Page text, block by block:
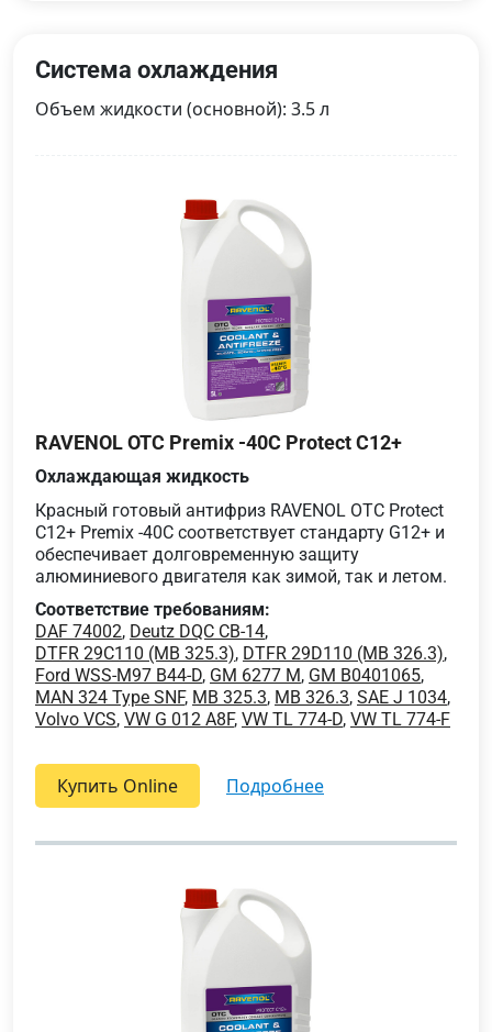
Система охлаждения
Объем жидкости (основной): 3.5 л
RAVENOL OTC Premix -40C Protect C12+
Охлаждающая жидкость
Красный готовый антифриз RAVENOL OTC Protect
C12+ Premix -40C соответствует стандарту G12+ и
обеспечивает долговременную защиту
алюминиевого двигателя как зимой, так и летом.
Соответствие требованиям:
DAF 74002, Deutz DQC CB-14,
DTFR 29C110 (MB 325.3), DTFR 29D110 (MB 326.3),
Ford WSS-M97 B44-D, GM 6277 M, GM B0401065,
MAN 324 Type SNF, MB 325.3, MB 326.3, SAE J 1034,
Volvo VCS, VW G 012 A8F, VW TL 774-D, VW TL 774-F
Купить Online подробнее